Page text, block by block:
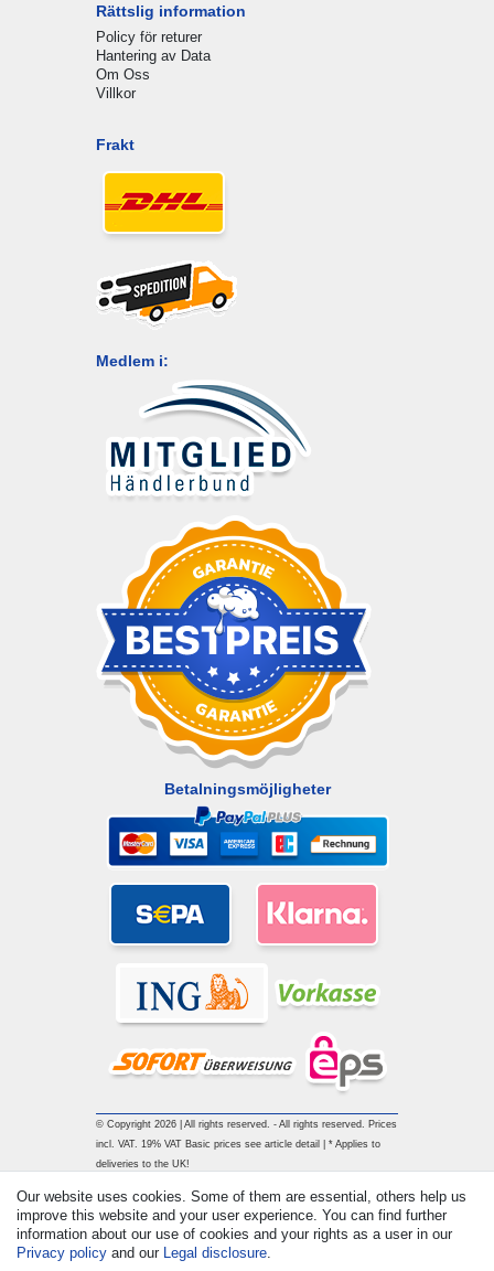
Rättslig information
Policy för returer
Hantering av Data
Om Oss
Villkor
Frakt
Medlem i:
Betalningsmöjligheter
© Copyright 2026 | All rights reserved. - All rights reserved. Prices
incl. VAT. 19% VAT Basic prices see article detail | * Applies to
deliveries to the UK!
Our website uses cookies. Some of them are essential, others help us
improve this website and your user experience. You can find further
information about our use of cookies and your rights as a user in our
Privacy policy and our Legal disclosure.
Withdraw from contract here Contact